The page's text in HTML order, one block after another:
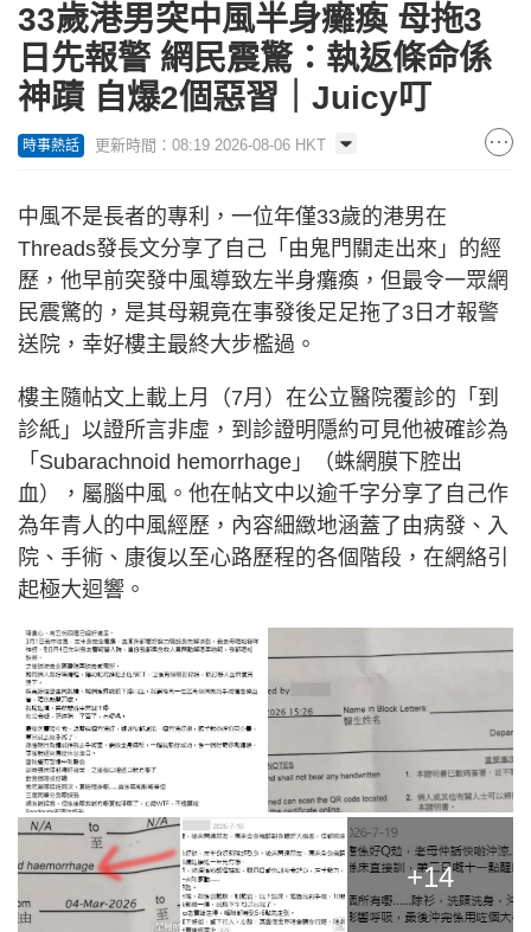
33歲港男突中風半身癱瘓 母拖3
日先報警 網民震驚：執返條命係
神蹟 自爆2個惡習｜Juicy叮
時事熱話 更新時間：08:19 2026-08-06 HKT
中風不是長者的專利，一位年僅33歲的港男在
Threads發長文分享了自己「由鬼門關走出來」的經
歷，他早前突發中風導致左半身癱瘓，但最令一眾網
民震驚的，是其母親竟在事發後足足拖了3日才報警
送院，幸好樓主最終大步檻過。
樓主隨帖文上載上月（7月）在公立醫院覆診的「到
診紙」以證所言非虛，到診證明隱約可見他被確診為
「Subarachnoid hemorrhage」（蛛網膜下腔出
血），屬腦中風。他在帖文中以逾千字分享了自己作
為年青人的中風經歷，內容細緻地涵蓋了由病發、入
院、手術、康復以至心路歷程的各個階段，在網絡引
起極大迴響。
+14